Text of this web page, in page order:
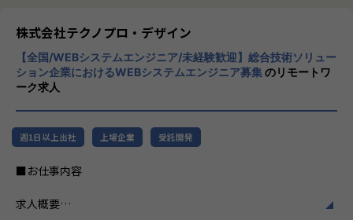
程プロジェクトの増加といった世の中で技術
者集団として価値提供を行うために、エンジ
ニアが生涯活躍できる環境を考え事業運営を
行っています。
株式会社テクノプロ・デザイン
【全国/WEBシステムエンジニア/未経験歓迎】総合技術ソリュー
ション企業におけるWEBシステムエンジニア募集のリモートワ
ーク求人
週1日以上出社 上場企業 受託開発
■お仕事内容
求人概要